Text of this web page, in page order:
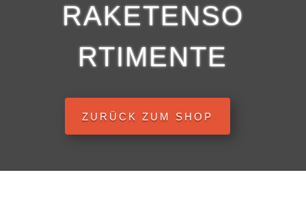
RAKETENSO
RTIMENTE
ZURÜCK ZUM SHOP